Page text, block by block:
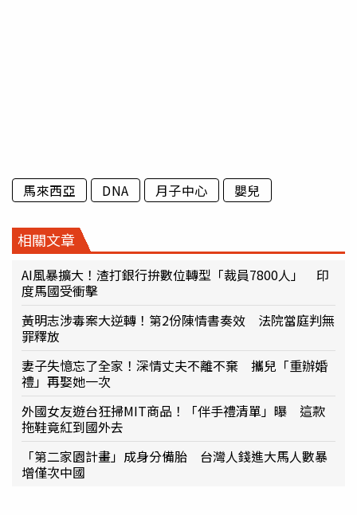
馬來西亞 DNA 月子中心 嬰兒
相關文章
AI風暴擴大！渣打銀行拚數位轉型「裁員7800人」 印
度馬國受衝擊
黃明志涉毒案大逆轉！第2份陳情書奏效 法院當庭判無
罪釋放
妻子失憶忘了全家！深情丈夫不離不棄 攜兒「重辦婚
禮」再娶她一次
外國女友遊台狂掃MIT商品！「伴手禮清單」曝 這款
拖鞋竟紅到國外去
「第二家園計畫」成身分備胎 台灣人錢進大馬人數暴
增僅次中國